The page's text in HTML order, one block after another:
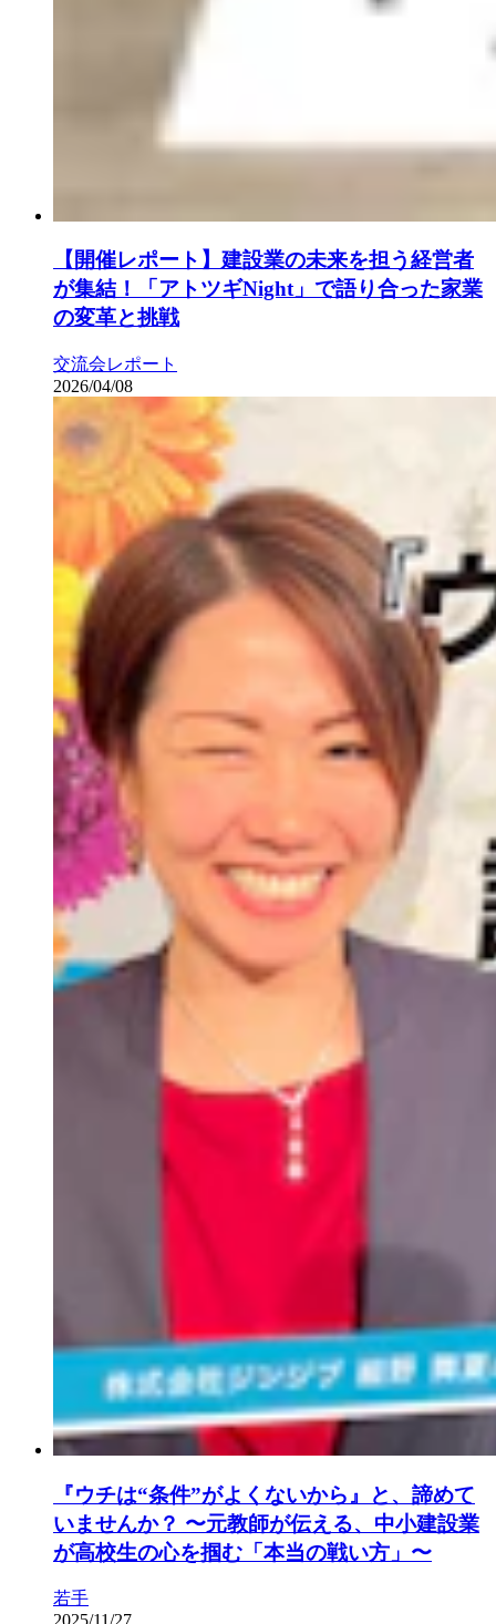
【開催レポート】建設業の未来を担う経営者
が集結！「アトツギNight」で語り合った家業
の変革と挑戦
交流会レポート
2026/04/08
『ウチは“条件”がよくないから』と、諦めて
いませんか？ 〜元教師が伝える、中小建設業
が高校生の心を掴む「本当の戦い方」〜
若手